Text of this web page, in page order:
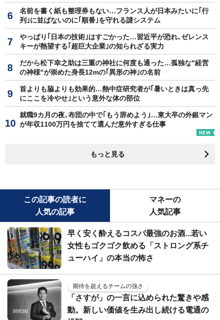
名前を書く紙も整理券もない…フランス人が日本みたいに｢行
列｣に並ばないのに｢順番｣を守れる謎システム
やっぱり｢日本の技術｣はすごかった…習近平が恐れ､ゼレンス
キーが熱望する｢超巨大企業｣の知られざる実力
だから松下幸之助は三重の神社に何度も通った…孤独な"経営
の神様"が崇めた身長12mの｢異形の神｣の名前
首よりも脇よりも効果的…熱中症研究者が｢暑いときは真っ先
にここを冷やせ｣という意外な体の部位
就職9カ月の夜､布団の中で｢もう辞めよう｣…東大卒の外銀マン
が年収1100万円を捨てて選んだ意外すぎる仕事
もっと見る
この記事の読者に
人気の記事
マネーの
人気記事
早く安く酔えるコスパ最強のお酒...若い
女性もゴクゴク飲める「ストロング系チ
ューハイ」の本当の怖さ
期待を超えるチームの強さ
「さすが」の一言に込められた驚きや感
動。新しい価値を生み出し続ける電通の